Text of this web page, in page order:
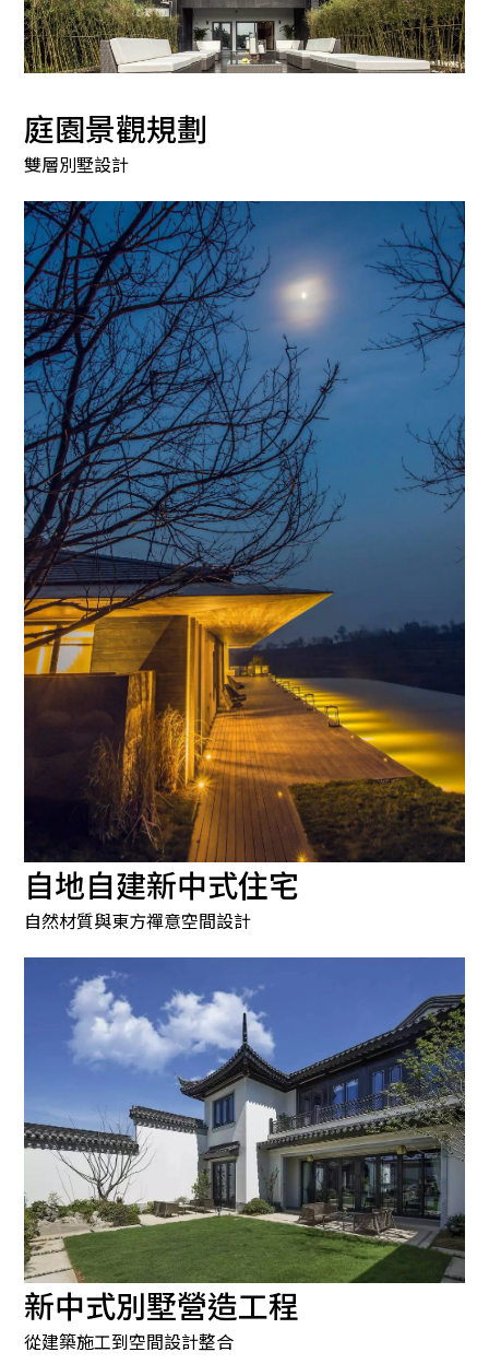
庭園景觀規劃
雙層別墅設計
自地自建新中式住宅
自然材質與東方禪意空間設計
新中式別墅營造工程
從建築施工到空間設計整合